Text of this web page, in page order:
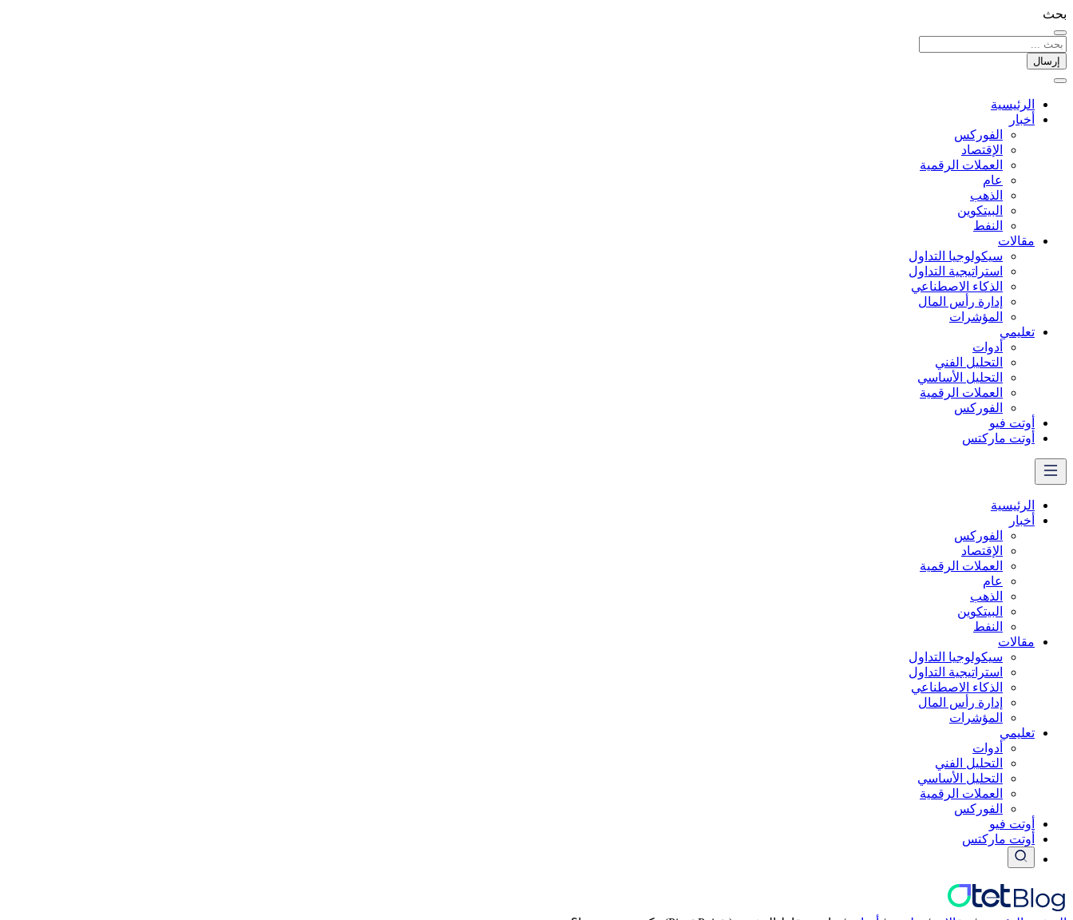
بحث
إرسال
الرئيسية
أخبار
الفوركس
الإقتصاد
العملات الرقمیة
عام
الذهب
البيتكوين
النفط
مقالات
سيكولوجيا التداول
استراتيجية التداول
الذكاء الاصطناعي
إدارة رأس المال
المؤشرات
تعليمي
أدوات
التحليل الفني
التحليل الأساسي
العملات الرقمية
الفوركس
أوتت فيو
أوتت ماركتس
الرئيسية
أخبار
الفوركس
الإقتصاد
العملات الرقمیة
عام
الذهب
البيتكوين
النفط
مقالات
سيكولوجيا التداول
استراتيجية التداول
الذكاء الاصطناعي
إدارة رأس المال
المؤشرات
تعليمي
أدوات
التحليل الفني
التحليل الأساسي
العملات الرقمية
الفوركس
أوتت فيو
أوتت ماركتس